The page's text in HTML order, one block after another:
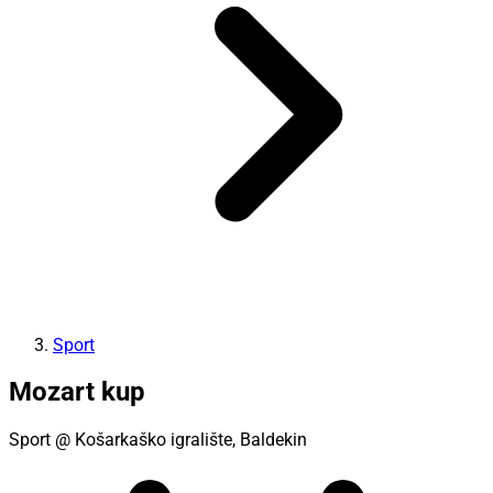
Sport
Mozart kup
Sport @ Košarkaško igralište, Baldekin